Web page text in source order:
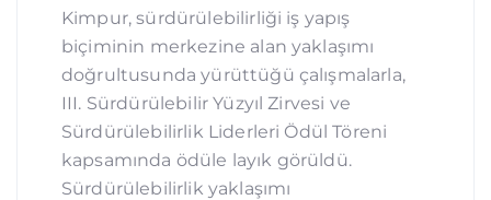
Kimpur, sürdürülebilirliği iş yapış
biçiminin merkezine alan yaklaşımı
doğrultusunda yürüttüğü çalışmalarla,
III. Sürdürülebilir Yüzyıl Zirvesi ve
Sürdürülebilirlik Liderleri Ödül Töreni
kapsamında ödüle layık görüldü.
Sürdürülebilirlik yaklaşımı